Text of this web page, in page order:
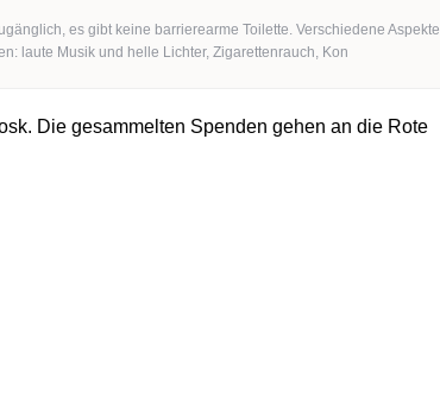
es gibt keine barrierearme Toilette. Verschiedene Aspekte
laute Musik und helle Lichter, Zigarettenrauch, Kon
Die gesammelten Spenden gehen an die Rote